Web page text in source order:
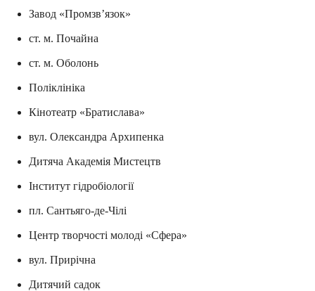
Завод «Промзв’язок»
ст. м. Почайна
ст. м. Оболонь
Поліклініка
Кінотеатр «Братислава»
вул. Олександра Архипенка
Дитяча Академія Мистецтв
Інститут гідробіології
пл. Сантьяго-де-Чілі
Центр творчості молоді «Сфера»
вул. Прирічна
Дитячий садок